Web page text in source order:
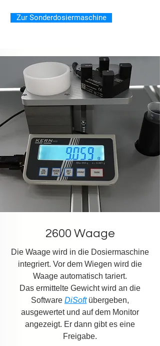
Zur Sonderdosiermaschine
2600 Waage
Die Waage wird in die Dosiermaschine
integriert. Vor dem Wiegen wird die
Waage automatisch tariert.
Das ermittelte Gewicht wird an die
Software DiSoftübergeben,
ausgewertet und auf dem Monitor
angezeigt. Er dann gibt es eine
Freigabe.